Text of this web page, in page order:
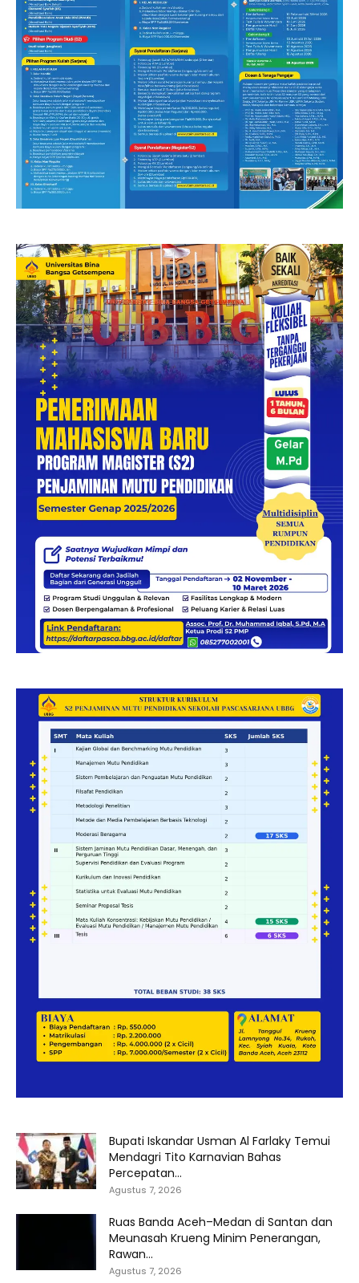
Bupati Iskandar Usman Al Farlaky Temui
Mendagri Tito Karnavian Bahas
Percepatan...
Agustus 7, 2026
Ruas Banda Aceh–Medan di Santan dan
Meunasah Krueng Minim Penerangan,
Rawan...
Agustus 7, 2026